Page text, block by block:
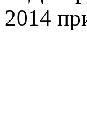
2014